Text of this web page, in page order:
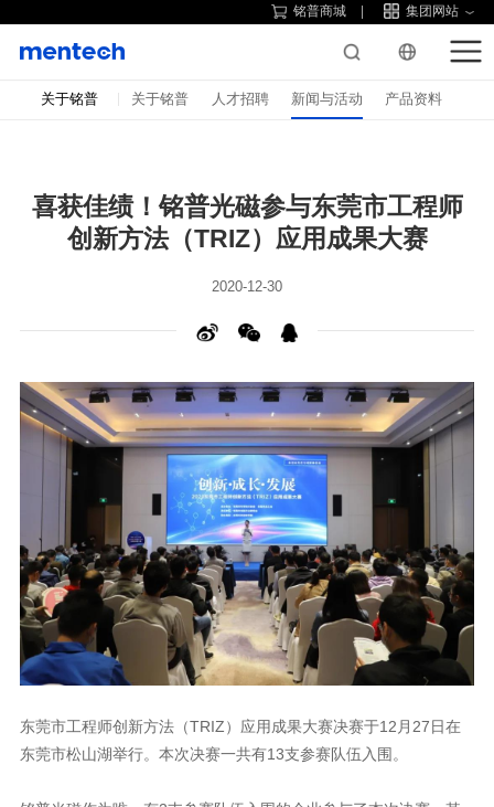
铭普商城 集团网站
关于铭普 关于铭普 人才招聘 新闻与活动 产品资料
创新方法（TRIZ）应用成果大赛
2020-12-30
东莞市松山湖举行。本次决赛一共有13支参赛队伍入围。